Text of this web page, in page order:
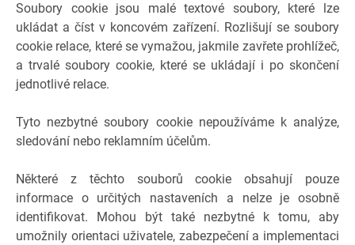
Soubory cookie jsou malé textové soubory, které lze
ukládat a číst v koncovém zařízení. Rozlišují se soubory
cookie relace, které se vymažou, jakmile zavřete prohlížeč,
a trvalé soubory cookie, které se ukládají i po skončení
jednotlivé relace.
Tyto nezbytné soubory cookie nepoužíváme k analýze,
sledování nebo reklamním účelům.
Některé z těchto souborů cookie obsahují pouze
informace o určitých nastaveních a nelze je osobně
identifikovat. Mohou být také nezbytné k tomu, aby
umožnily orientaci uživatele, zabezpečení a implementaci